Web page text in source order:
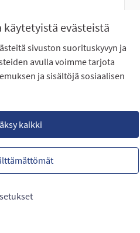
evästeistä
sivuston suorituskyvyn ja
avulla voimme tarjota
ja sisältöjä sosiaalisen
kaikki
hallitus esittää
Nurmon koulun...
Itäinen Seinäjoki
NÄYTÄ IDEAKESKI-